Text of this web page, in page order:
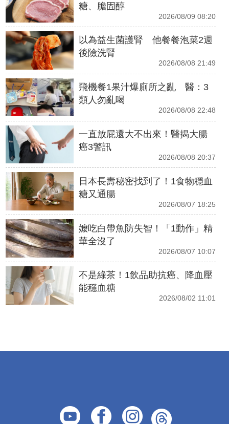
糖、膽固醇
2026/08/09 08:20
以為益生菌護腎 他餐餐泡菜2週
後險洗腎
2026/08/08 21:49
飛機餐1果汁爆廁所之亂 醫：3
類人勿亂喝
2026/08/08 22:48
一直放屁還大不出來！醫揭大腸
癌3警訊
2026/08/08 20:37
日本長壽秘密找到了！1食物穩血
糖又通腸
2026/08/07 18:25
嬤吃白帶魚防失智！「1動作」精
華全沒了
2026/08/07 10:07
不是綠茶！1飲品助抗癌、降血壓
能穩血糖
2026/08/02 11:01